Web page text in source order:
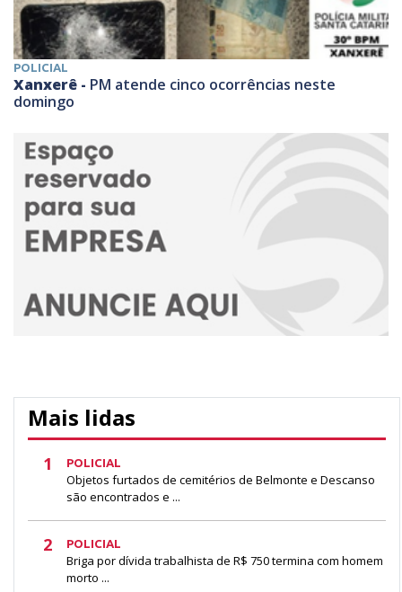
POLICIAL
Xanxerê - PM atende cinco ocorrências neste
domingo
Mais lidas
1 POLICIAL
Objetos furtados de cemitérios de Belmonte e Descanso
são encontrados e ...
2 POLICIAL
Briga por dívida trabalhista de R$ 750 termina com homem
morto ...